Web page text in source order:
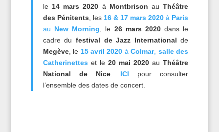
le 14 mars 2020 à Montbrison auThéâtre
des Pénitents , les 16 & 17 mars 2020 à Paris
au New Morning , le 26 mars 2020dans le
cadre du festival de Jazz International de
Megève, le 15 avril 2020 àColmar, salle des
Catherinettes et le 20 mai 2020 auThéâtre
National de Nice. ICI pour consulter
l’ensemble des dates de concert.